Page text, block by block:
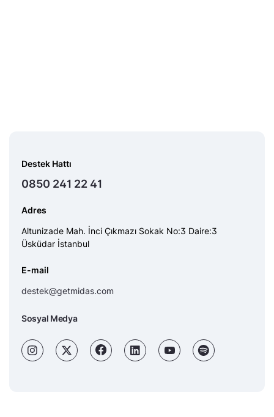
Destek Hattı
0850 241 22 41
Adres
Altunizade Mah. İnci Çıkmazı Sokak No:3 Daire:3
Üsküdar İstanbul
E-mail
destek@getmidas.com
Sosyal Medya